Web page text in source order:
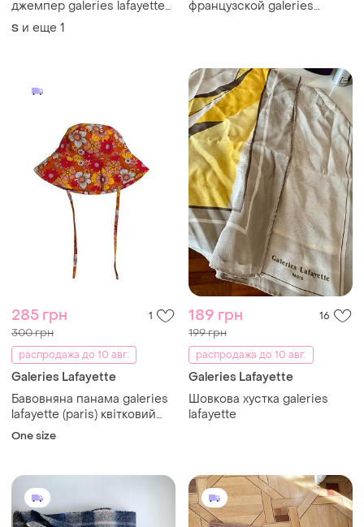
джемпер galeries lafayette
шерсть
S и еще 1
французской galeries
285 грн 1
300 грн
распродажа до 10 авг.
Galeries Lafayette
Бавовняна панама galeries
lafayette (paris) квітковий
принт
One size
189 грн 16
199 грн
распродажа до 10 авг.
Galeries Lafayette
Шовкова хустка galeries
lafayette